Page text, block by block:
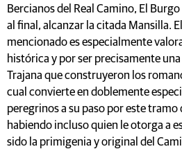
Bercianos del Real Camino, El
al final, alcanzar la citada Mansilla.
mencionado es especialmente
histórica y por ser precisamente
Trajana que construyeron los
cual convierte en doblemente
peregrinos a su paso por este tramo
habiendo incluso quien le otorga a
sido la primigenia y original del